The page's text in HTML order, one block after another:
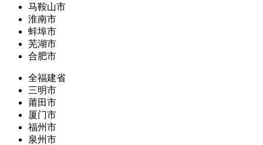
马鞍山市
淮南市
蚌埠市
芜湖市
合肥市
全福建省
三明市
莆田市
厦门市
福州市
泉州市